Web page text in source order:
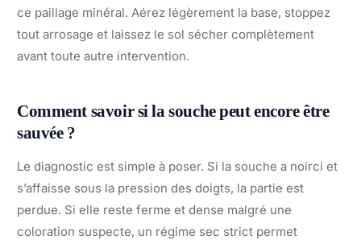
ce paillage minéral. Aérez légèrement la base, stoppez
tout arrosage et laissez le sol sécher complètement
avant toute autre intervention.
Comment savoir si la souche peut encore être
sauvée ?
Le diagnostic est simple à poser. Si la souche a noirci et
s’affaisse sous la pression des doigts, la partie est
perdue. Si elle reste ferme et dense malgré une
coloration suspecte, un régime sec strict permet